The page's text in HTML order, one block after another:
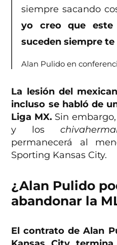
siempre sacando
yo creo que
suceden siempre
Alan Pulido en
La lesión del
incluso se habló de
Liga MX. Sin
y los
permanecerá al
Sporting Kansas City.
¿Alan Pulido
abandonar la
El contrato de Alan